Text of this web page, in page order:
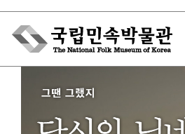
Skip
content
박물관에서는